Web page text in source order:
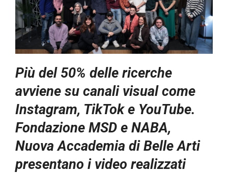
Più del 50% delle ricerche
avviene su canali visual come
Instagram, TikTok e YouTube.
Fondazione MSD e NABA,
Nuova Accademia di Belle Arti
presentano i video realizzati